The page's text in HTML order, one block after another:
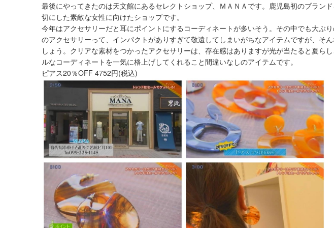
最後にやってきたのは天文館にあるセレクトショップ、ＭＡＮＡです。鹿児島初のブラン
切にした素敵な女性に向けたショップです。
今年はアクセサリーだと耳にポイントにするコーディネートが多いそう。その中でも大ぶ
のアクセサリーって、インパクトがありすぎて敬遠してしまいがちなアイテムですが、そ
しょう。クリアな素材をつかったアクセサリーは、存在感はありますが光が当たると夏ら
ルなコーディネートを一気に格上げしてくれること間違いなしのアイテムです。
ピアス20％OFF 4752円(税込)